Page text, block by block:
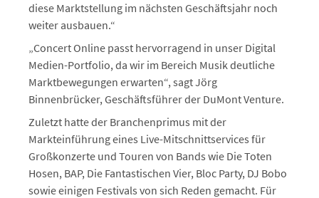
diese Marktstellung im nächsten Geschäftsjahr noch
weiter ausbauen.“
„Concert Online passt hervorragend in unser Digital
Medien-Portfolio, da wir im Bereich Musik deutliche
Marktbewegungen erwarten“, sagt Jörg
Binnenbrücker, Geschäftsführer der DuMont Venture.
Zuletzt hatte der Branchenprimus mit der
Markteinführung eines Live-Mitschnittservices für
Großkonzerte und Touren von Bands wie Die Toten
Hosen, BAP, Die Fantastischen Vier, Bloc Party, DJ Bobo
sowie einigen Festivals von sich Reden gemacht. Für